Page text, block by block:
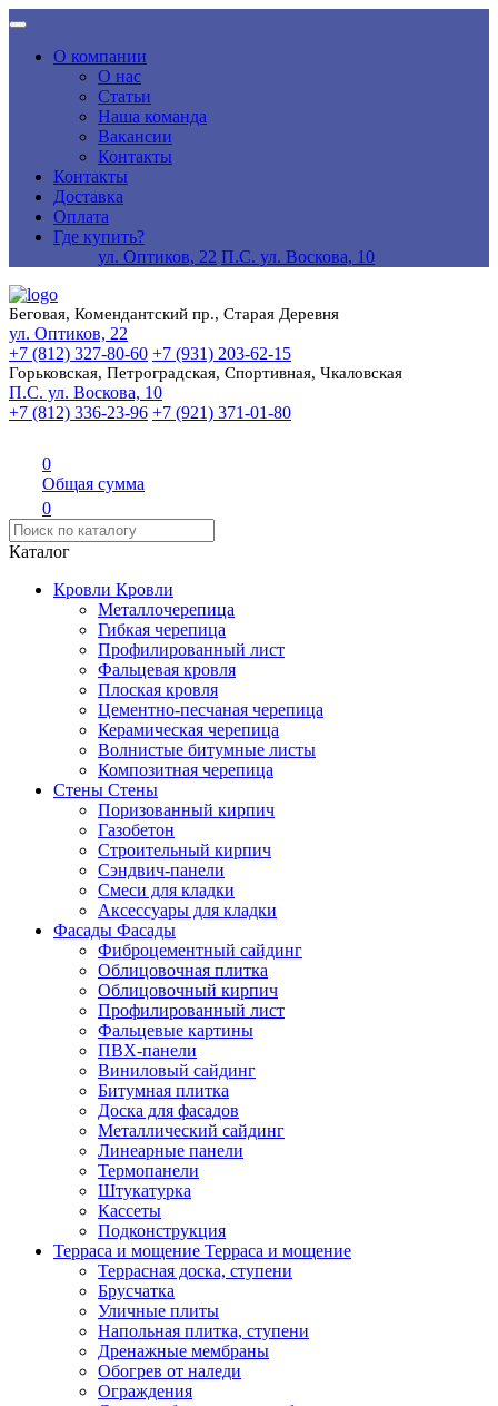
О компании
О нас
Статьи
Наша команда
Вакансии
Контакты
Контакты
Доставка
Оплата
Где купить?
ул. Оптиков, 22 П.С. ул. Воскова, 10
Беговая, Комендантский пр., Старая Деревня
ул. Оптиков, 22
+7 (812) 327-80-60 +7 (931) 203-62-15
Горьковская, Петроградская, Спортивная, Чкаловская
П.С. ул. Воскова, 10
+7 (812) 336-23-96 +7 (921) 371-01-80
0
Общая сумма
0
Каталог
Кровли Кровли
Металлочерепица
Гибкая черепица
Профилированный лист
Фальцевая кровля
Плоская кровля
Цементно-песчаная черепица
Керамическая черепица
Волнистые битумные листы
Композитная черепица
Стены Стены
Поризованный кирпич
Газобетон
Строительный кирпич
Сэндвич-панели
Смеси для кладки
Аксессуары для кладки
Фасады Фасады
Фиброцементный сайдинг
Облицовочная плитка
Облицовочный кирпич
Профилированный лист
Фальцевые картины
ПВХ-панели
Виниловый сайдинг
Битумная плитка
Доска для фасадов
Металлический сайдинг
Линеарные панели
Термопанели
Штукатурка
Кассеты
Подконструкция
Терраса и мощение Терраса и мощение
Террасная доска, ступени
Брусчатка
Уличные плиты
Напольная плитка, ступени
Дренажные мембраны
Обогрев от наледи
Ограждения